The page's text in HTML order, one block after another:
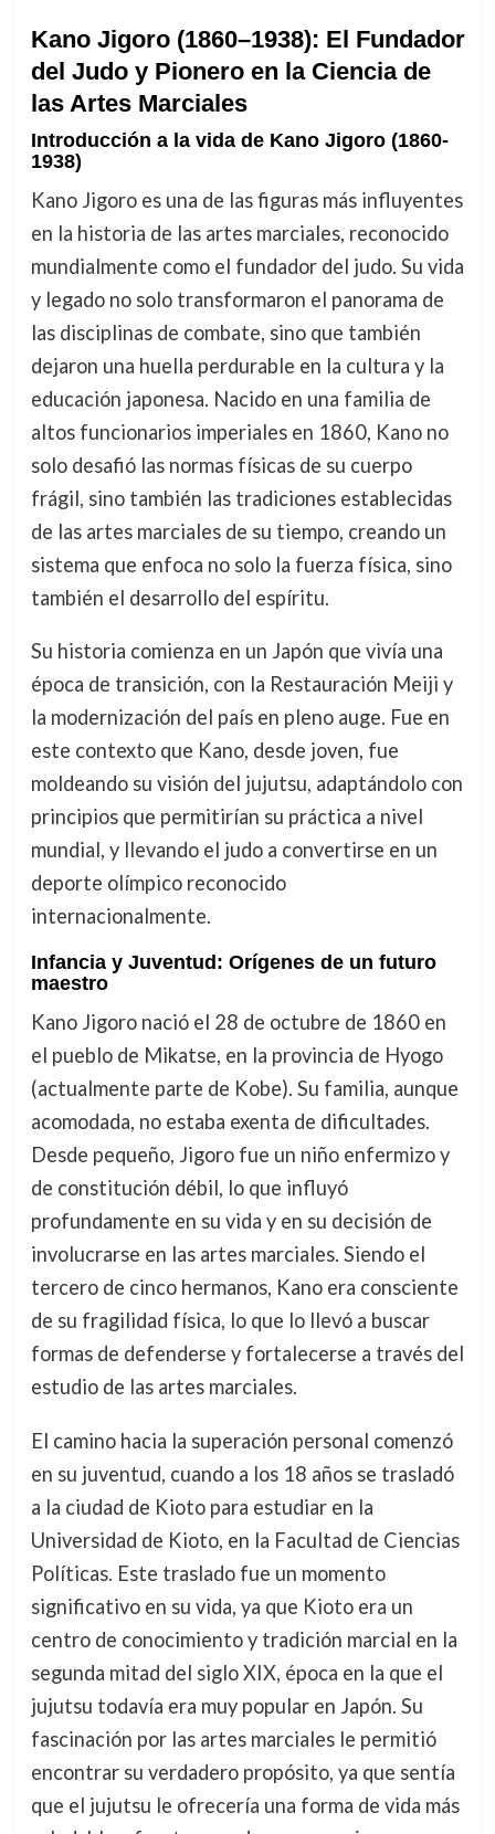
Kano Jigoro (1860–1938): El Fundador
del Judo y Pionero en la Ciencia de
las Artes Marciales
Introducción a la vida de Kano Jigoro (1860-
1938)
Kano Jigoro es una de las figuras más influyentes
en la historia de las artes marciales, reconocido
mundialmente como el fundador del judo. Su vida
y legado no solo transformaron el panorama de
las disciplinas de combate, sino que también
dejaron una huella perdurable en la cultura y la
educación japonesa. Nacido en una familia de
altos funcionarios imperiales en 1860, Kano no
solo desafió las normas físicas de su cuerpo
frágil, sino también las tradiciones establecidas
de las artes marciales de su tiempo, creando un
sistema que enfoca no solo la fuerza física, sino
también el desarrollo del espíritu.
Su historia comienza en un Japón que vivía una
época de transición, con la Restauración Meiji y
la modernización del país en pleno auge. Fue en
este contexto que Kano, desde joven, fue
moldeando su visión del jujutsu, adaptándolo con
principios que permitirían su práctica a nivel
mundial, y llevando el judo a convertirse en un
deporte olímpico reconocido
internacionalmente.
Infancia y Juventud: Orígenes de un futuro
maestro
Kano Jigoro nació el 28 de octubre de 1860 en
el pueblo de Mikatse, en la provincia de Hyogo
(actualmente parte de Kobe). Su familia, aunque
acomodada, no estaba exenta de dificultades.
Desde pequeño, Jigoro fue un niño enfermizo y
de constitución débil, lo que influyó
profundamente en su vida y en su decisión de
involucrarse en las artes marciales. Siendo el
tercero de cinco hermanos, Kano era consciente
de su fragilidad física, lo que lo llevó a buscar
formas de defenderse y fortalecerse a través del
estudio de las artes marciales.
El camino hacia la superación personal comenzó
en su juventud, cuando a los 18 años se trasladó
a la ciudad de Kioto para estudiar en la
Universidad de Kioto, en la Facultad de Ciencias
Políticas. Este traslado fue un momento
significativo en su vida, ya que Kioto era un
centro de conocimiento y tradición marcial en la
segunda mitad del siglo XIX, época en la que el
jujutsu todavía era muy popular en Japón. Su
fascinación por las artes marciales le permitió
encontrar su verdadero propósito, ya que sentía
que el jujutsu le ofrecería una forma de vida más